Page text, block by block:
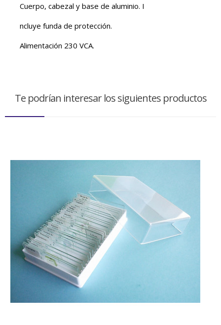
Cuerpo, cabezal y base de aluminio. I
ncluye funda de protección.
Alimentación 230 VCA.
Te podrían interesar los siguientes productos